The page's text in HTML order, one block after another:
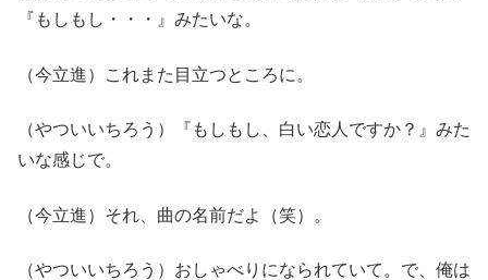
『もしもし・・・』みたいな。
（今立進）これまた目立つところに。
（やついいちろう）『もしもし、白い恋人ですか？』みた
いな感じで。
（今立進）それ、曲の名前だよ（笑）。
（やついいちろう）おしゃべりになられていて。で、俺は